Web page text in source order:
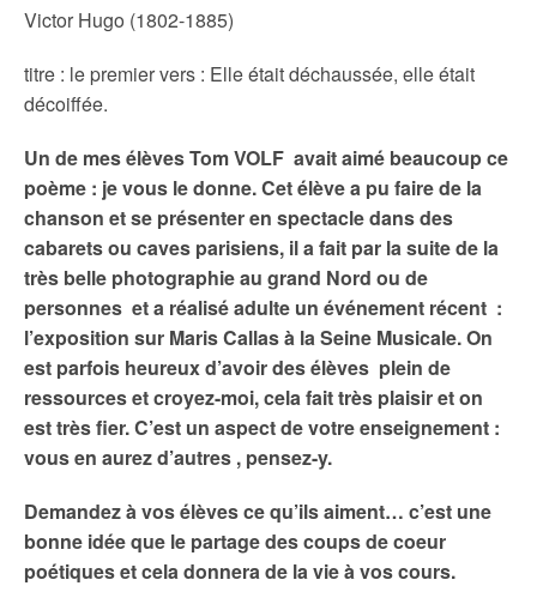
Victor Hugo (1802-1885)
titre : le premier vers : Elle était déchaussée, elle était
décoiffée.
Un de mes élèves Tom VOLF avait aimé beaucoup ce
poème : je vous le donne. Cet élève a pu faire de la
chanson et se présenter en spectacle dans des
cabarets ou caves parisiens, il a fait par la suite de la
très belle photographie au grand Nord ou de
personnes et a réalisé adulte un événement récent :
l’exposition sur Maris Callas à la Seine Musicale. On
est parfois heureux d’avoir des élèves plein de
ressources et croyez-moi, cela fait très plaisir et on
est très fier. C’est un aspect de votreenseignement :
vous en aurez d’autres , pensez-y.
Demandez à vos élèves ce qu’ils aiment… c’est une
bonne idée que le partage des coups de coeur
poétiques et cela donnera de la vie à vos cours.